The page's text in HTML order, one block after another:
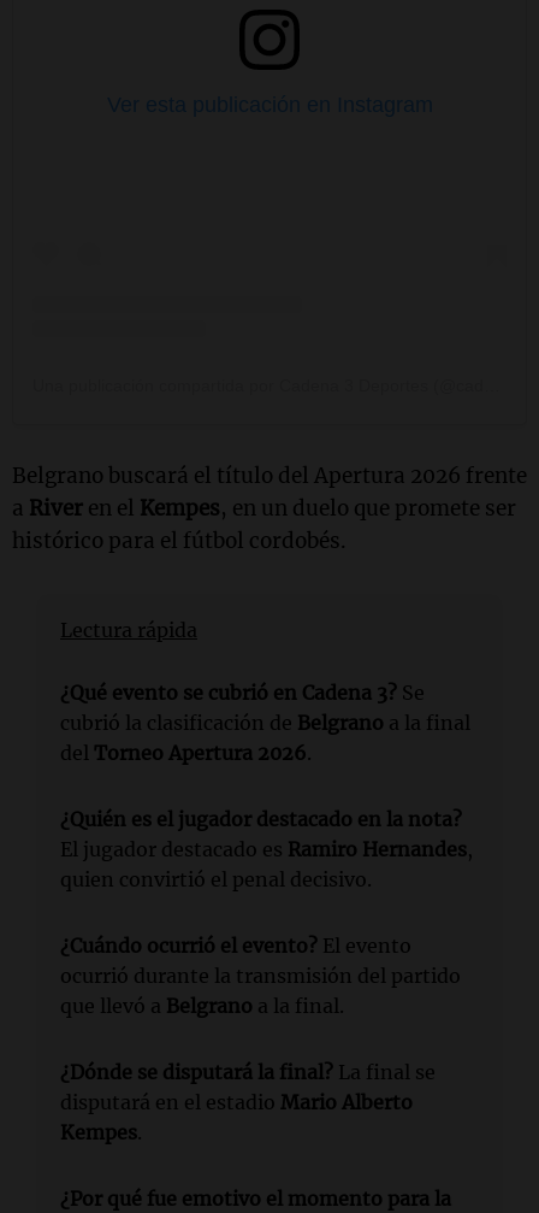
Ver esta publicación en Instagram
Belgrano buscará el título del Apertura 2026 frente
a River en el Kempes, en un duelo que promete ser
histórico para el fútbol cordobés.
Lectura rápida
¿Qué evento se cubrió en Cadena 3? Se
cubrió la clasificación de Belgrano a la final
del Torneo Apertura 2026.
¿Quién es el jugador destacado en la nota?
El jugador destacado es Ramiro Hernandes,
quien convirtió el penal decisivo.
¿Cuándo ocurrió el evento? El evento
ocurrió durante la transmisión del partido
que llevó a Belgrano a la final.
¿Dónde se disputará la final? La final se
disputará en el estadio Mario Alberto
Kempes.
¿Por qué fue emotivo el momento para la